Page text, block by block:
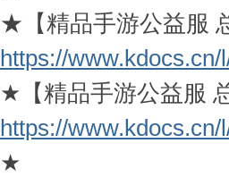
★【精品手游公益服
https://
★【精品手游公益服
https://
★